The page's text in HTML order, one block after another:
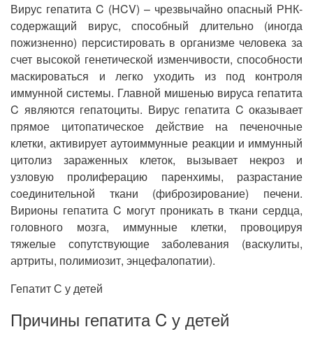
Вирус гепатита C (HCV) – чрезвычайно опасный РНК-
содержащий вирус, способный длительно (иногда
пожизненно) персистировать в организме человека за
счет высокой генетической изменчивости, способности
маскироваться и легко уходить из под контроля
иммунной системы. Главной мишенью вируса гепатита
C являются гепатоциты. Вирус гепатита C оказывает
прямое цитопатическое действие на печеночные
клетки, активирует аутоиммунные реакции и иммунный
цитолиз зараженных клеток, вызывает некроз и
узловую пролиферацию паренхимы, разрастание
соединительной ткани (фиброзирование) печени.
Вирионы гепатита C могут проникать в ткани сердца,
головного мозга, иммунные клетки, провоцируя
тяжелые сопутствующие заболевания (васкулиты,
артриты, полимиозит, энцефалопатии).
Гепатит С у детей
Причины гепатита C у детей